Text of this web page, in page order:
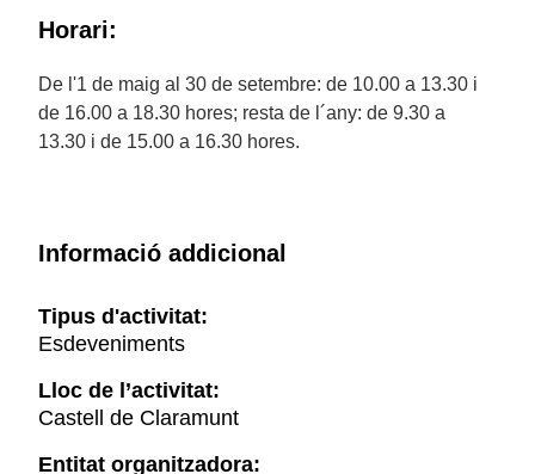
Horari:
De l'1 de maig al 30 de setembre: de 10.00 a 13.30 i
de 16.00 a 18.30 hores; resta de l´any: de 9.30 a
13.30 i de 15.00 a 16.30 hores.
Informació addicional
Tipus d'activitat:
Esdeveniments
Lloc de l’activitat:
Castell de Claramunt
Entitat organitzadora: